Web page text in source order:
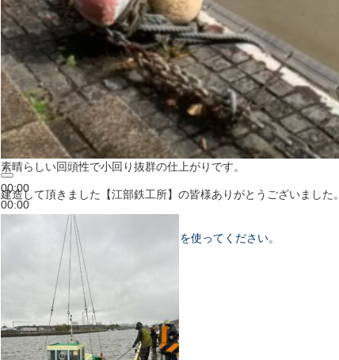
00:00
00:00
ボリューム調節には上下矢印キーを使ってください。
素晴らしい回頭性で小回り抜群の仕上がりです。
建造して頂きました【江部鉄工所】の皆様ありがとうございました。